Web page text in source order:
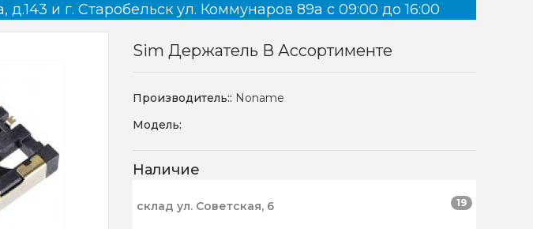
и г. Старобельск ул. Коммунаров 89а с 09:00 до 16:00
Sim Держатель В Ассортименте
Производитель:: Noname
Модель:
Наличие
склад ул. Советская, 6 19